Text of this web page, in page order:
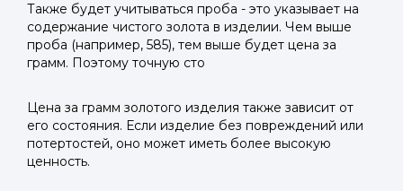
Также будет учитываться проба - это указывает на
содержание чистого золота в изделии. Чем выше
проба (например, 585), тем выше будет цена за
грамм. Поэтому точную сто
Цена за грамм золотого изделия также зависит от
его состояния. Если изделие без повреждений или
потертостей, оно может иметь более высокую
ценность.